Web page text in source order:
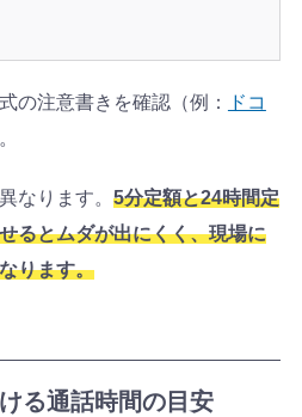
の注意書きを確認（例：
ドコ
なります。 5分定額と24時間定
るとムダが出にくく、現場に
ります。
る通話時間の目安